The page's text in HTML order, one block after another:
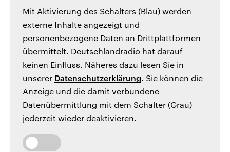
Mit Aktivierung des Schalters (Blau) werden
externe Inhalte angezeigt und
personenbezogene Daten an Drittplattformen
übermittelt. Deutschlandradio hat darauf
keinen Einfluss. Näheres dazu lesen Sie in
unserer Datenschutzerklärung. Sie können die
Anzeige und die damit verbundene
Datenübermittlung mit dem Schalter (Grau)
jederzeit wieder deaktivieren.